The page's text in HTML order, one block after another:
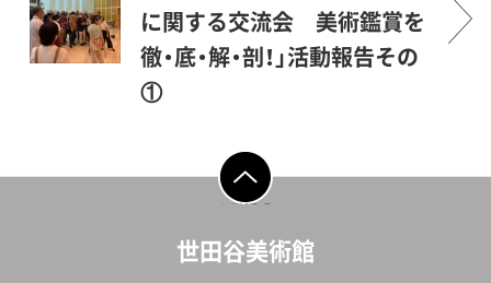
に関する交流会 美術鑑賞を
徹・底・解・剖！」活動報告その
①
術館と世田谷区立小学校の連
携事業に携わる方々による交
術館では1986年の開館当初か
ページの先頭へ戻
世田谷美術館